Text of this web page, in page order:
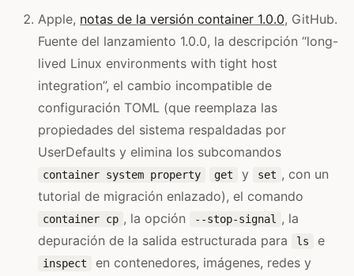
Apple, notas de la versión container 1.0.0, GitHub.
Fuente del lanzamiento 1.0.0, la descripción “long-
lived Linux environments with tight host
integration”, el cambio incompatible de
configuración TOML (que reemplaza las
propiedades del sistema respaldadas por
UserDefaults y elimina los subcomandos
container system property get y set , con un
tutorial de migración enlazado), el comando
container cp , la opción --stop-signal , la
depuración de la salida estructurada para
ls e
inspect
en contenedores, imágenes, redes y